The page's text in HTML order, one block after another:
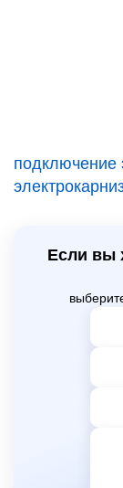
подключение
Если вы